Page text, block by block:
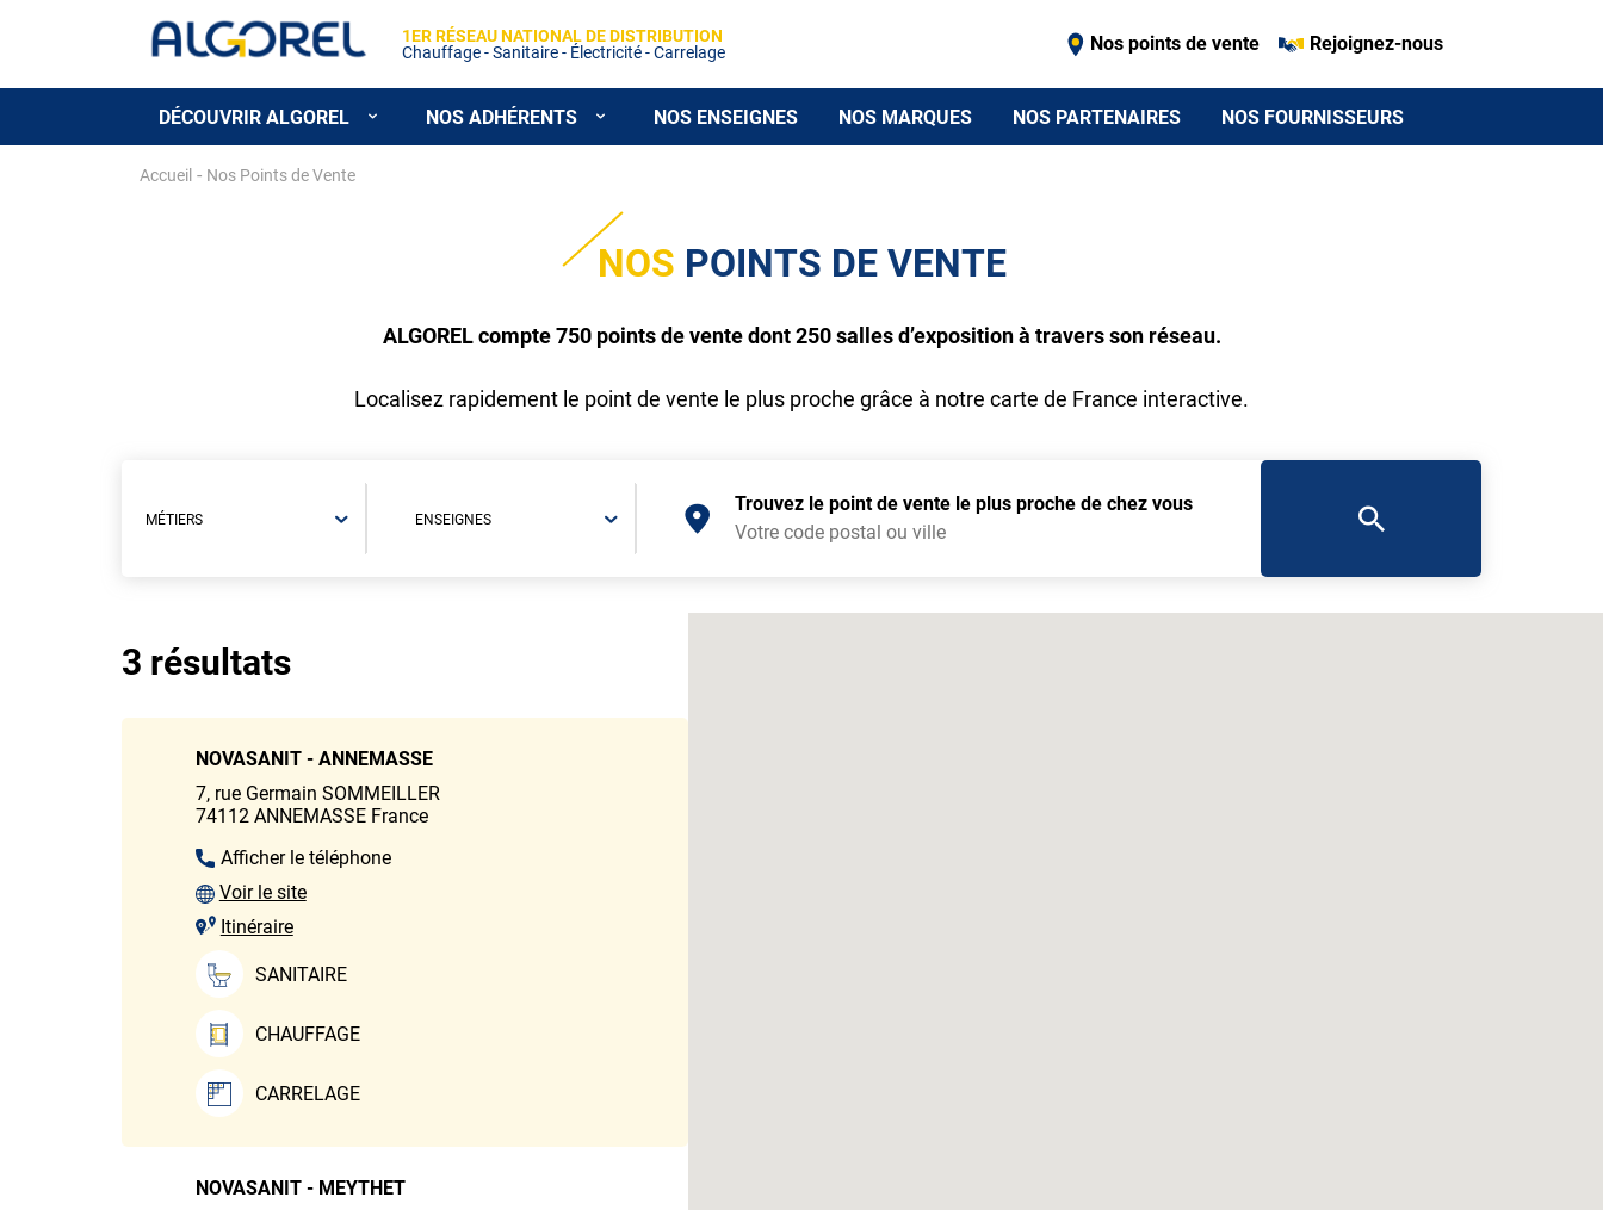
1ER RÉSEAU NATIONAL DE DISTRIBUTION
Chauffage - Sanitaire - Électricité - Carrelage
Nos points de vente Rejoignez-nous
DÉCOUVRIR ALGOREL NOS ADHÉRENTS NOS ENSEIGNES NOS MARQUES NOS PARTENAIRES NOS FOURNISSEURS
Accueil - Nos Points de Vente
NOS POINTS DE VENTE
ALGOREL compte 750 points de vente dont 250 salles d’exposition à travers son réseau.
Localisez rapidement le point de vente le plus proche grâce à notre carte de France interactive.
MÉTIERS ENSEIGNES
Trouvez le point de vente le plus proche de chez vous
3 résultats
NOVASANIT - ANNEMASSE
7, rue Germain SOMMEILLER
74112 ANNEMASSE France
Afficher le téléphone
Voir le site
Itinéraire
SANITAIRE
CHAUFFAGE
CARRELAGE
NOVASANIT - MEYTHET